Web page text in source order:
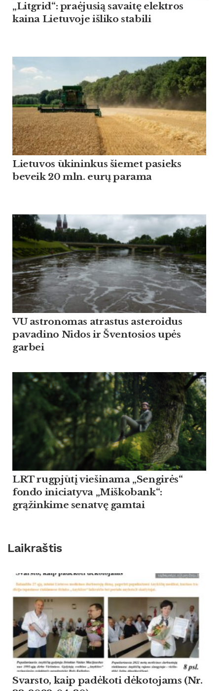
„Litgrid“: praėjusią savaitę elektros
kaina Lietuvoje išliko stabili
Lietuvos ūkininkus šiemet pasieks
beveik 20 mln. eurų parama
VU astronomas atrastus asteroidus
pavadino Nidos ir Šventosios upės
garbei
LRT rugpjūtį viešinama „Sengirės“
fondo iniciatyva „Miškobank“:
grąžinkime senatvę gamtai
Laikraštis
Svarsto, kaip padėkoti dėkotojams (Nr.